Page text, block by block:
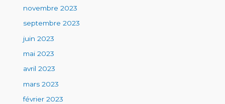
novembre 2023
septembre 2023
juin 2023
mai 2023
avril 2023
mars 2023
février 2023